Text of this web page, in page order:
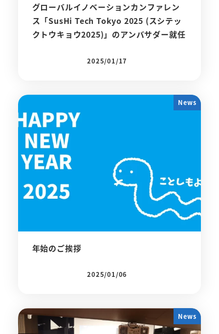
グローバルイノベーションカンファレン
ス「SusHi Tech Tokyo 2025 (スシテッ
クトウキョウ2025)」のアンバサダー就任
投稿日
2025/01/17
News
年始のご挨拶
投稿日
2025/01/06
News